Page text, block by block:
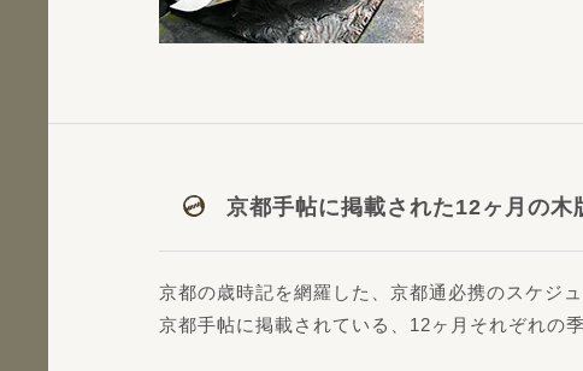
京都手帖に掲載された12ヶ月の木
京都の歳時記を網羅した、京都通必携のスケジ
京都手帖に掲載されている、12ヶ月それぞれの